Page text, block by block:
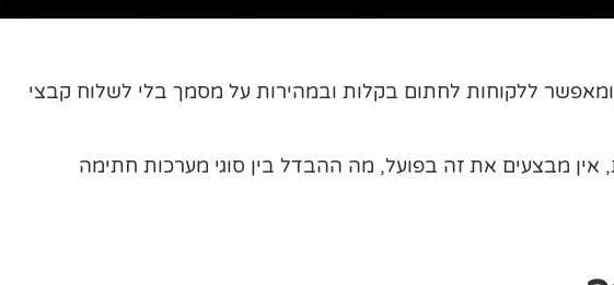
ללקוחות לחתום בקלות ובמהירות על מסמך בלי לשלוח קבצי
מבצעים את זה בפועל, מה ההבדל בין סוגי מערכות חתימה